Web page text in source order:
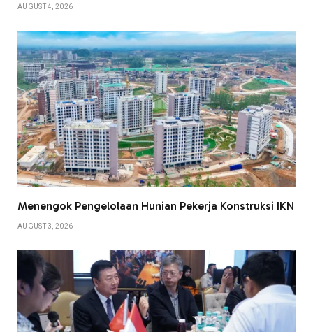
AUGUST 4, 2026
Menengok Pengelolaan Hunian Pekerja Konstruksi IKN
AUGUST 3, 2026